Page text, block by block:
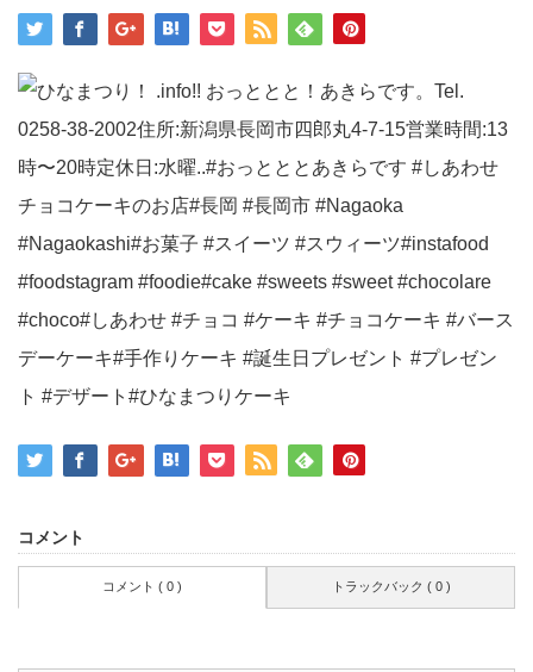
コメント
コメント ( 0 ) トラックバック ( 0 )